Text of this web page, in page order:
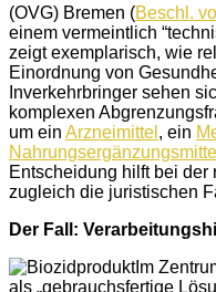
(OVG) Bremen (Beschl.
einem vermeintlich
zeigt exemplarisch, wie
Einordnung von
Inverkehrbringer sehen
komplexen
um ein Arzneimittel , ein
Nahrungsergänzungsmittel
Entscheidung hilft bei
zugleich die juristischen
Der Fall:
Im
als „gebrauchsfertige